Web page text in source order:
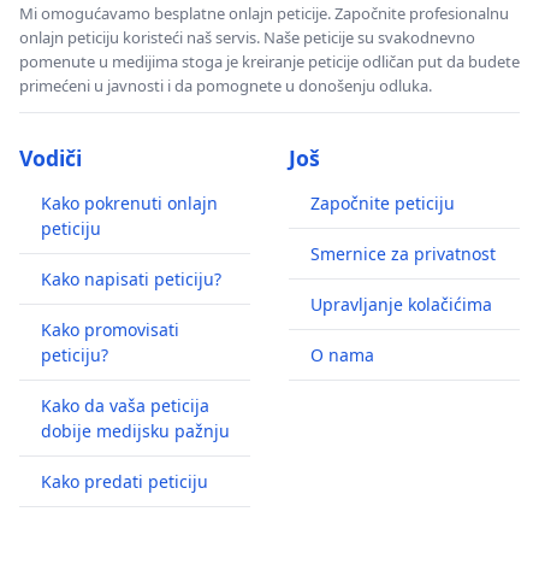
Mi omogućavamo besplatne onlajn peticije. Započnite profesionalnu
onlajn peticiju koristeći naš servis. Naše peticije su svakodnevno
pomenute u medijima stoga je kreiranje peticije odličan put da budete
primećeni u javnosti i da pomognete u donošenju odluka.
Vodiči
Kako pokrenuti onlajn
peticiju
Kako napisati peticiju?
Kako promovisati
peticiju?
Kako da vaša peticija
dobije medijsku pažnju
Kako predati peticiju
Još
Započnite peticiju
Smernice za privatnost
Upravljanje kolačićima
O nama